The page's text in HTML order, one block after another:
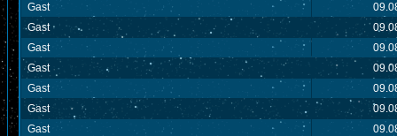
Gast
Gast
Gast
Gast
Gast
Gast
Gast